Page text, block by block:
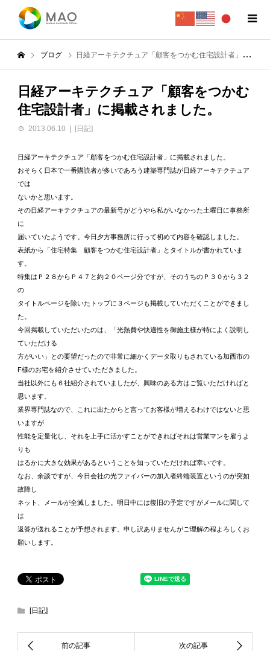
ブログ 日経アーキテクチュア「顧客をつかむ住宅設計者」に掲載されました。
日経アーキテクチュア「顧客をつかむ
住宅設計者」に掲載されました。
2013.06.10 [日記]
日経アーキテクチュア「顧客をつかむ住宅設計者」に掲載されました。
おそらく日本で一番購読者が多いであろう建築専門誌が日経アーキテクチュア
では
ないかと思います。
その日経アーキテクチュアの最新号がどうやら私がいなかった土曜日に事務所
に
届いていたようです。今日夕方事務所に行って初めて内容を確認しました。
表紙から「住宅特集 顧客をつかむ住宅設計者」とタイトルが書かれていま
す。
特集はＰ２８からＰ４７と約２０ページ分ですが、そのうちのＰ３０から３２
の
タイトルページを除いたトップに３ページも掲載していただくことができまし
た。
今回掲載していただいたのは、「光熱費や快適性を御施主様が特によく説明し
ていただける
方がいい」との要望だったので非常に細かくデータ取りもされている加西市の
F様のお宅を紹介させていただきました。
当社以外にも６社紹介されていましたが、興味のある方はご覧いただければと
思います。
業界専門誌なので、これに出たからと言ってお客様が増えるわけではないと思
いますが
性能を定量化し、それを上手に活かすことができればそれは営業マンを雇うよ
りも
はるかに大きな効果があるということを知っていただければ幸いです。
なお、余談ですが、今日会社の光ファイバーの加入者終端装置というのが突如
故障し
ネット、メールが全滅しました。明日中には復旧の予定ですがメールに関して
は
返答が送れることが予想されます。申し訳ありませんがご理解の程よろしくお
願いします。
[日記]